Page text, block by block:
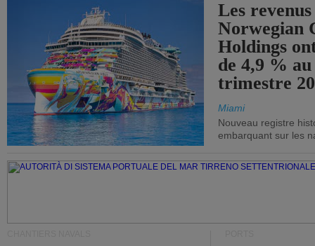
Les
Norwegian
Holdings
de 4,9 %
trimestre
Miami
Nouveau registre
embarquant sur les